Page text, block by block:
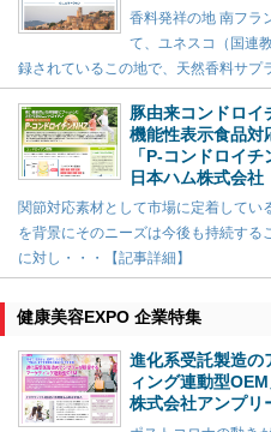
香料発祥の地 南フラ
て、ユネスコ（国連
録されているこの地で、天然香料サプ
豚由来コンドロイ
機能性表示食品対
「P-コンドロイチ
日本ハム株式会社
関節対応素材として市場に定着して
を背景にそのニーズは今後も持続す
に対し・・・【記事詳細】
健康美容EXPO 企業特集
進化系受託製造の
ィング連動型OEM
株式会社アンプリ